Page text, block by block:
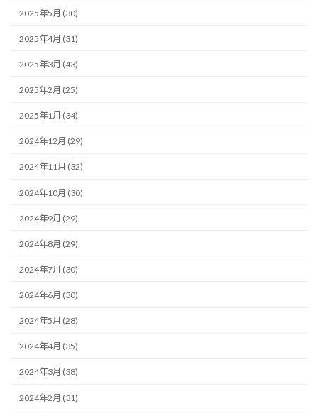
2025年5月 (30)
2025年4月 (31)
2025年3月 (43)
2025年2月 (25)
2025年1月 (34)
2024年12月 (29)
2024年11月 (32)
2024年10月 (30)
2024年9月 (29)
2024年8月 (29)
2024年7月 (30)
2024年6月 (30)
2024年5月 (28)
2024年4月 (35)
2024年3月 (38)
2024年2月 (31)